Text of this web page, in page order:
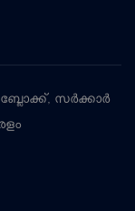
സര്‍ക്കാര്‍